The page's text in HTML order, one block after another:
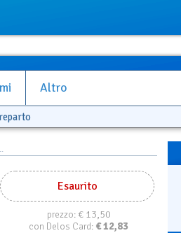
Altro
Esaurito
prezzo:€ 13,50
con Delos Card: €12,83